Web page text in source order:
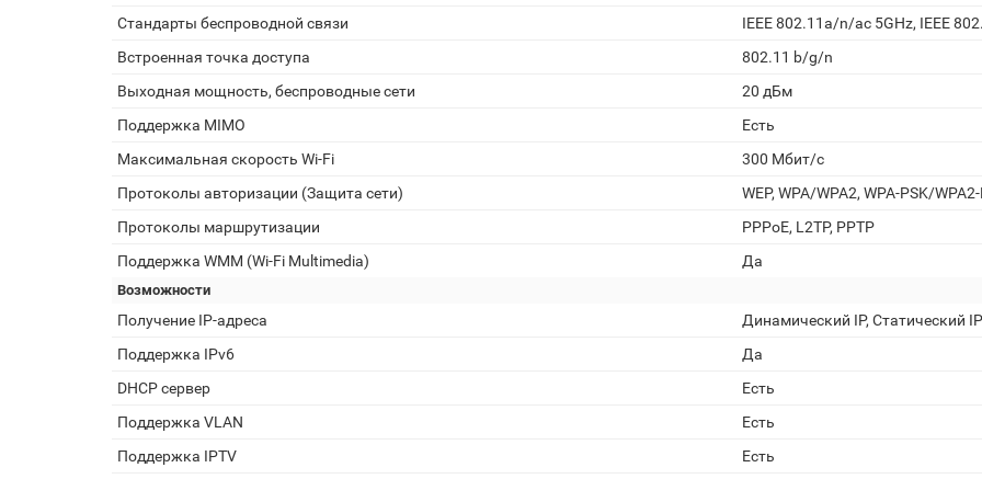
Стандарты беспроводной связи
IEEE 802.11a/n/ac 5GHz, IEEE
Встроенная точка доступа
802.11 b/g/n
Выходная мощность, беспроводные сети
20 дБм
Поддержка MIMO
Есть
Максимальная скорость Wi-Fi
300 Мбит/с
Протоколы авторизации (Защита сети)
WEP, WPA/WPA2, WPA-PSK/
Протоколы маршрутизации
PPPoE, L2TP, PPTP
Поддержка WMM (Wi-Fi Multimedia)
Да
Возможности
Получение IP-адреса
Динамический IP, Статический IP
Поддержка IPv6
Да
DHCP сервер
Есть
Поддержка VLAN
Есть
Поддержка IPTV
Есть